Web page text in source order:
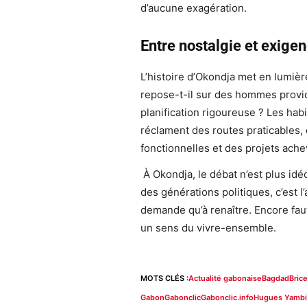
d’aucune exagération.
Entre nostalgie et
L’histoire d’Okondja met en
repose-t-il sur des hommes
planification rigoureuse ? Les
réclament des routes praticables,
fonctionnelles et des projets
À Okondja, le débat n’est plus
des générations politiques, c’est
demande qu’à renaître. Encore
un sens du vivre-ensemble.
MOTS CLÉS :Actualité gabonaiseBagdad
GabonGabonclicGabonclic.infoHugues